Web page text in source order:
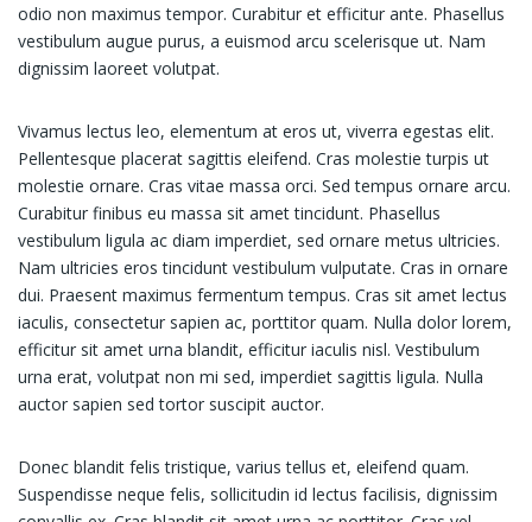
odio non maximus tempor. Curabitur et efficitur ante. Phasellus
vestibulum augue purus, a euismod arcu scelerisque ut. Nam
dignissim laoreet volutpat.
Vivamus lectus leo, elementum at eros ut, viverra egestas elit.
Pellentesque placerat sagittis eleifend. Cras molestie turpis ut
molestie ornare. Cras vitae massa orci. Sed tempus ornare arcu.
Curabitur finibus eu massa sit amet tincidunt. Phasellus
vestibulum ligula ac diam imperdiet, sed ornare metus ultricies.
Nam ultricies eros tincidunt vestibulum vulputate. Cras in ornare
dui. Praesent maximus fermentum tempus. Cras sit amet lectus
iaculis, consectetur sapien ac, porttitor quam. Nulla dolor lorem,
efficitur sit amet urna blandit, efficitur iaculis nisl. Vestibulum
urna erat, volutpat non mi sed, imperdiet sagittis ligula. Nulla
auctor sapien sed tortor suscipit auctor.
Donec blandit felis tristique, varius tellus et, eleifend quam.
Suspendisse neque felis, sollicitudin id lectus facilisis, dignissim